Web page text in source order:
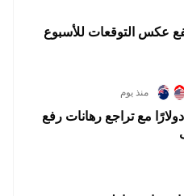
عكس التوقعات للأسبوع
منذ يوم
عقود الذهب تقفز فوق 4160 دولارًا مع تراجع رهانات رفع